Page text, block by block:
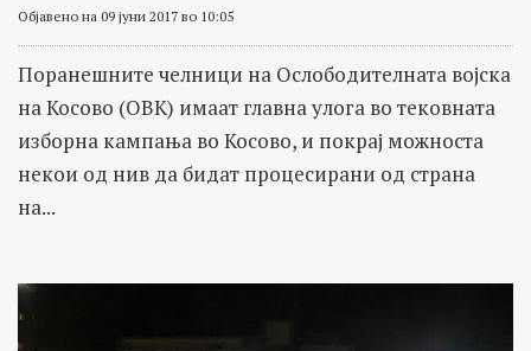
Објавено на 09 јуни 2017 во 10:05
Поранешните челници на Ослободителната војска
на Косово (ОВК) имаат главна улога во тековната
изборна кампања во Косово, и покрај можноста
некои од нив да бидат процесирани од страна
на...